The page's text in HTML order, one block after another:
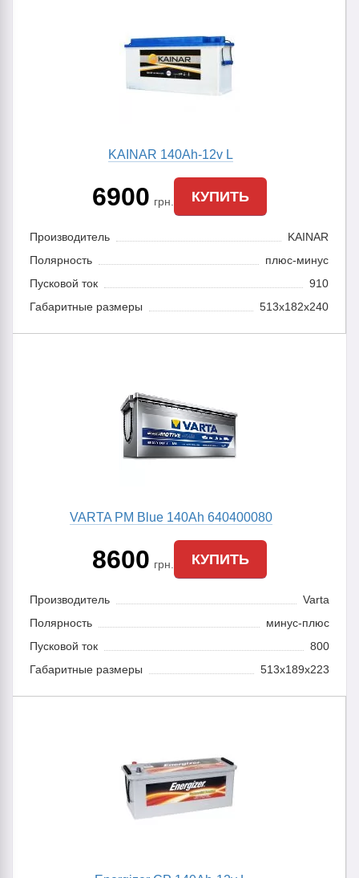
KAINAR 140Ah-12v L
6900 грн. КУПИТЬ
Производитель
KAINAR
Полярность
плюс-минус
Пусковой ток
910
Габаритные размеры
513x182x240
VARTA PM Blue 140Ah 640400080
8600 грн. КУПИТЬ
Производитель
Varta
Полярность
минус-плюс
Пусковой ток
800
Габаритные размеры
513x189x223